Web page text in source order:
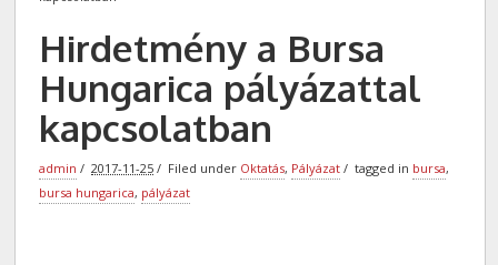
Hirdetmény a Bursa
Hungarica pályázattal
kapcsolatban
admin 2017-11-25 Filed under Oktatás, Pályázat tagged in bursa,
bursa hungarica, pályázat